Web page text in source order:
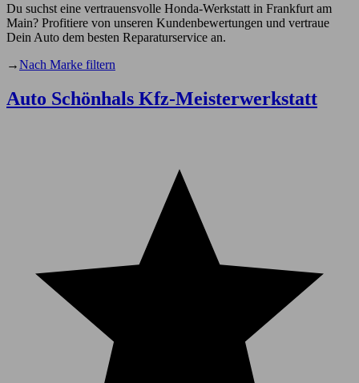
Du suchst eine vertrauensvolle Honda-Werkstatt in Frankfurt am
Main? Profitiere von unseren Kundenbewertungen und vertraue
Dein Auto dem besten Reparaturservice an.
→Nach Marke filtern
Auto Schönhals Kfz-Meisterwerkstatt